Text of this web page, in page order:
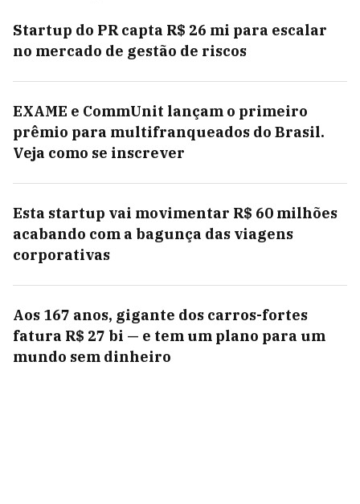
Startup do PR capta R$ 26 mi para escalar
no mercado de gestão de riscos
EXAME e CommUnit lançam o primeiro
prêmio para multifranqueados do Brasil.
Veja como se inscrever
Esta startup vai movimentar R$ 60 milhões
acabando com a bagunça das viagens
corporativas
Aos 167 anos, gigante dos carros-fortes
fatura R$ 27 bi — e tem um plano para um
mundo sem dinheiro